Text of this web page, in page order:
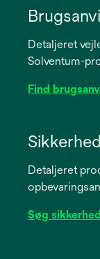
Detaljeret
Solventum-
Find
newDetaljeret
Søg